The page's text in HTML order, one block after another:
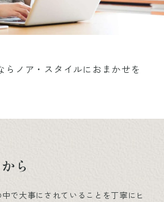
らノア・スタイルにおまかせを
ら
で大事にされていることを丁寧にヒ